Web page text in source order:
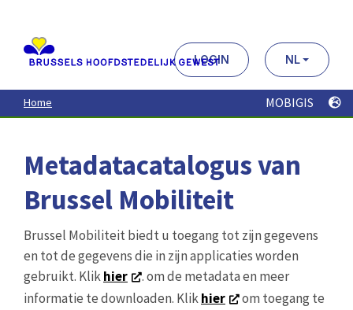
contenu
principal
LOGIN NL
Home MOBIGIS
Metadatacatalogus van
Brussel Mobiliteit
Brussel Mobiliteit biedt u toegang tot zijn gegevens
en tot de gegevens die in zijn applicaties worden
gebruikt. Klikhier
. om de metadata en meer
informatie te downloaden. Klikhier
om toegang te